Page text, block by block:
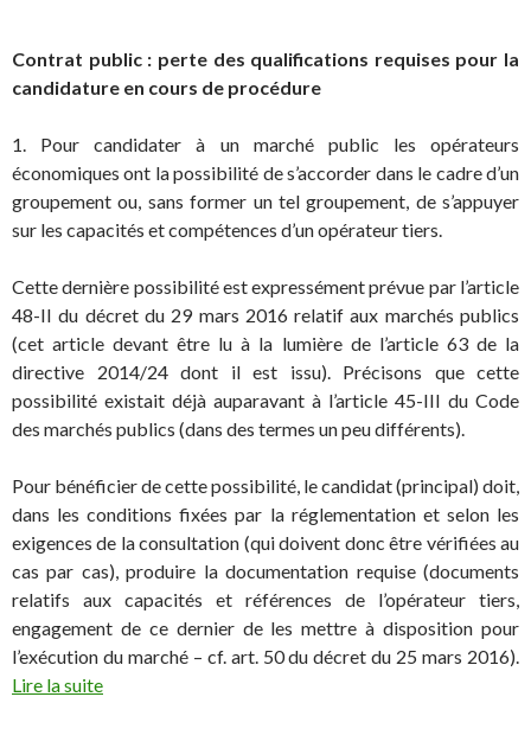
Contrat public : perte des qualifications requises pour la
candidature en cours de procédure
1. Pour candidater à un marché public les opérateurs
économiques ont la possibilité de s’accorder dans le cadre d’un
groupement ou, sans former un tel groupement, de s’appuyer
sur les capacités et compétences d’un opérateur tiers.
Cette dernière possibilité est expressément prévue par l’article
48-II du décret du 29 mars 2016 relatif aux marchés publics
(cet article devant être lu à la lumière de l’article 63 de la
directive 2014/24 dont il est issu). Précisons que cette
possibilité existait déjà auparavant à l’article 45-III du Code
des marchés publics (dans des termes un peu différents).
Pour bénéficier de cette possibilité, le candidat (principal) doit,
dans les conditions fixées par la réglementation et selon les
exigences de la consultation (qui doivent donc être vérifiées au
cas par cas), produire la documentation requise (documents
relatifs aux capacités et références de l’opérateur tiers,
engagement de ce dernier de les mettre à disposition pour
l’exécution du marché – cf. art. 50 du décret du 25 mars 2016).
Lire la suite